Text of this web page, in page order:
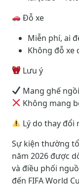
Đỗ xe
Miễn phí, ai
Không đỗ xe
Lưu ý
Mang ghế
Không mang
Lý do thay đổi
Sự kiện thường
năm 2026 được
và điều phối
đến FIFA World